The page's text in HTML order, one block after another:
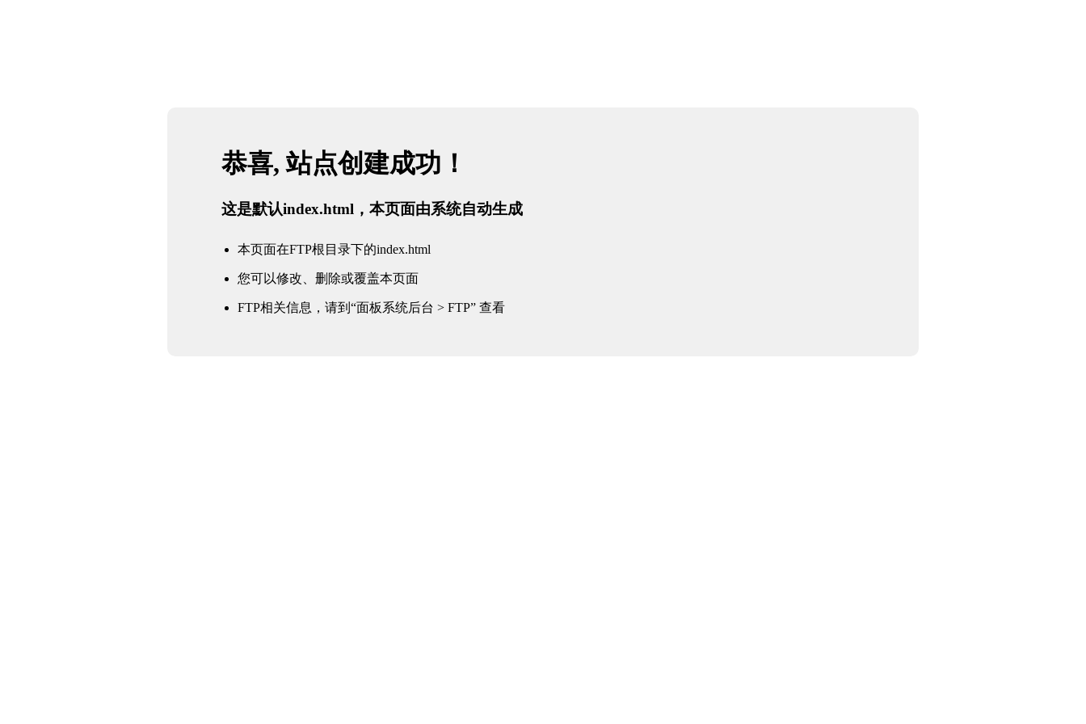
恭喜, 站点创建成功！
这是默认index.html，本页面由系统自动生成
本页面在FTP根目录下的index.html
您可以修改、删除或覆盖本页面
FTP相关信息，请到“面板系统后台 > FTP” 查看